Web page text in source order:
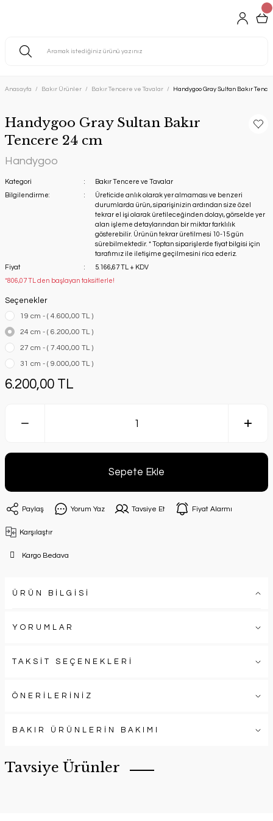
Anasayfa Bakır Ürünler Bakır Tencere ve Tavalar Handygoo Gray Sultan Bakır
Handygoo Gray Sultan Bakır
Tencere 24 cm
Handygoo
Kategori
Bakır Tencere ve Tavalar
Bilgilendirme:
Üreticide anlık olarak yer almaması ve benzeri
durumlarda ürün, siparişinizin ardından size özel
tekrar el işi olarak üretileceğinden dolayı, görselde yer
alan işleme detaylarından bir miktar farklılık
gösterebilir. Ürünün tekrar üretilmesi 10-15 gün
sürebilmektedir. * Toptan siparişlerde fiyat bilgisi için
tarafımız ile iletişime geçilmesini rica ederiz.
Fiyat
5.166,67 TL + KDV
*806,07 TL den başlayan taksitlerle!
Seçenekler
19 cm - ( 4.600,00 TL )
24 cm - ( 6.200,00 TL )
27 cm - ( 7.400,00 TL )
31 cm - ( 9.000,00 TL )
6.200,00 TL
Sepete Ekle
Paylaş Yorum Yaz Tavsiye Et Fiyat Alarmı
Karşılaştır
Kargo Bedava
ÜRÜN BİLGİSİ
YORUMLAR
TAKSİT SEÇENEKLERİ
ÖNERİLERİNİZ
BAKIR ÜRÜNLERİN BAKIMI
Tavsiye Ürünler